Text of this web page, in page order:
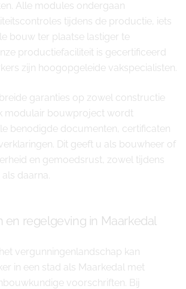
Alle modules ondergaan
tijdens de productie, iets
bouw ter plaatse lastiger te
productiefaciliteit is gecertificeerd
zijn hoogopgeleide vakspecialisten.
garanties op zowel constructie
modulair bouwproject wordt
benodigde documenten, certificaten
Dit geeft u als bouwheer of
en gemoedsrust, zowel tijdens
daarna.
en regelgeving in Maarkedal
vergunningenlandschap kan
in een stad als Maarkedal met
voorschriften. Bij